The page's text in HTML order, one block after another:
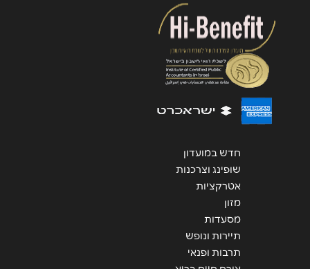
שליחה
חדש במועדון
שופינג וצרכנות
אטרקציות
מזון
מסעדות
תיירות ונופש
תרבות ופנאי